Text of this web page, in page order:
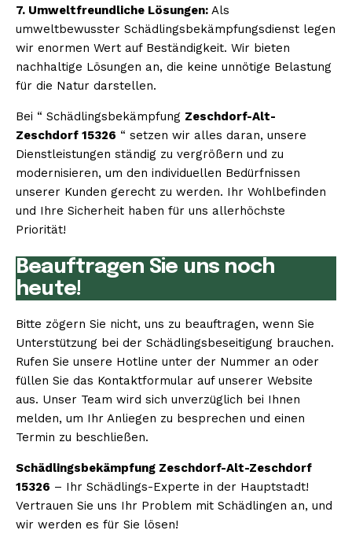
7. Umweltfreundliche Lösungen: Als
umweltbewusster Schädlingsbekämpfungsdienst legen
wir enormen Wert auf Beständigkeit. Wir bieten
nachhaltige Lösungen an, die keine unnötige Belastung
für die Natur darstellen.
Bei “ Schädlingsbekämpfung Zeschdorf-Alt-
Zeschdorf 15326 “ setzen wir alles daran, unsere
Dienstleistungen ständig zu vergrößern und zu
modernisieren, um den individuellen Bedürfnissen
unserer Kunden gerecht zu werden. Ihr Wohlbefinden
und Ihre Sicherheit haben für uns allerhöchste
Priorität!
Beauftragen Sie uns noch
heute!
Bitte zögern Sie nicht, uns zu beauftragen, wenn Sie
Unterstützung bei der Schädlingsbeseitigung brauchen.
Rufen Sie unsere Hotline unter der Nummer an oder
füllen Sie das Kontaktformular auf unserer Website
aus. Unser Team wird sich unverzüglich bei Ihnen
melden, um Ihr Anliegen zu besprechen und einen
Termin zu beschließen.
Schädlingsbekämpfung Zeschdorf-Alt-Zeschdorf
15326 – Ihr Schädlings-Experte in der Hauptstadt!
Vertrauen Sie uns Ihr Problem mit Schädlingen an, und
wir werden es für Sie lösen!